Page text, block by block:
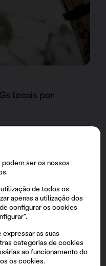
locais por
de 7.750
social
cuidar a nuestrxs
Segur
también
y Fiesta Segura con
ser os nossos
de todos os
apenas a utilização dos
configurar os cookies
as suas
categorias de cookies
ao funcionamento do
os cookies.